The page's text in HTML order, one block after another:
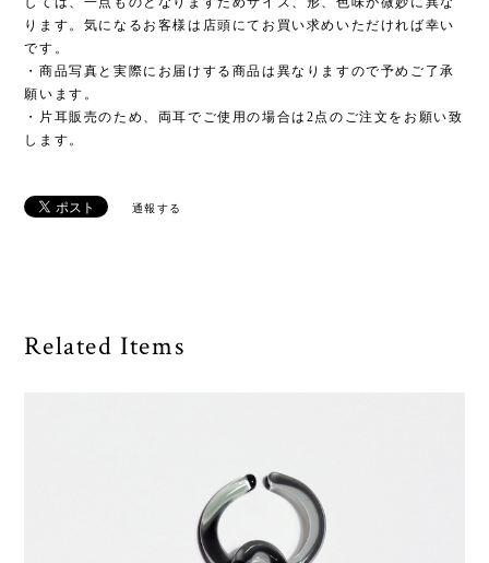
ります。気になるお客様は店頭にてお買い求めいただければ幸い
です。
・商品写真と実際にお届けする商品は異なりますので予めご了承
願います。
・片耳販売のため、両耳でご使用の場合は2点のご注文をお願い致
します。
通報する
Related Items